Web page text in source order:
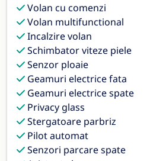
Volan cu comenzi
Volan multifunctional
Incalzire volan
Schimbator viteze piele
Senzor ploaie
Geamuri electrice fata
Geamuri electrice spate
Privacy glass
Stergatoare parbriz
Pilot automat
Senzori parcare spate